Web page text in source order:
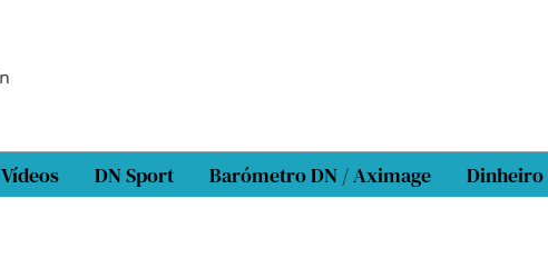
Vídeos DN Sport Barómetro DN / Aximage Dinheiro